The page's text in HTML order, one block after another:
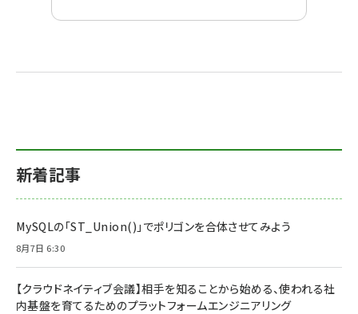
新着記事
MySQLの「ST_Union()」でポリゴンを合体させてみよう
8月7日 6:30
【クラウドネイティブ会議】相手を知ることから始める、使われる社
内基盤を育てるためのプラットフォームエンジニアリング